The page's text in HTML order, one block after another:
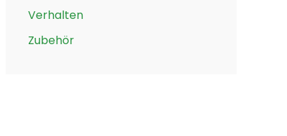
Verhalten
Zubehör